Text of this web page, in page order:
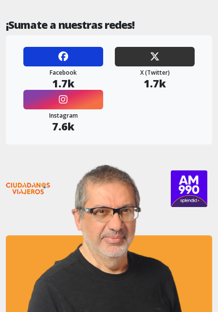
¡Sumate a nuestras redes!
Facebook
1.7k
X (Twitter)
1.7k
Instagram
7.6k